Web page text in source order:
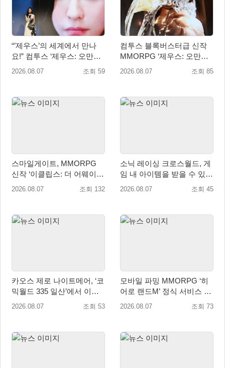
“’제우스’의 세계에서 만나
요!” 컴투스 ‘제우스: 오만의
신’ 쇼케이스 찾은 배우 박지
2026.08.07 조회 59
컴투스 블록버스터급 신작
MMORPG ‘제우스: 오만의
신’, 8월 26일 출시!
2026.08.07 조회 85
스마일게이트, MMORPG
신작 ‘이클립스: 더 어웨이크
닝’ 9월 10일 론칭!
2026.08.07 조회 132
소닉 레이싱 크로스월드, 게
임 내 아이템을 받을 수 있는
‘레전드 대회 라운드 7’ 개최!
2026.08.07 조회 45
카오스 제로 나이트메어, ‘코
믹월드 335 일산’에서 이용
자 소통 예고
2026.08.07 조회 53
모바일 파밍 MMORPG ‘히
어로 랜드M’ 정식 서비스 돌
입
2026.08.07 조회 73